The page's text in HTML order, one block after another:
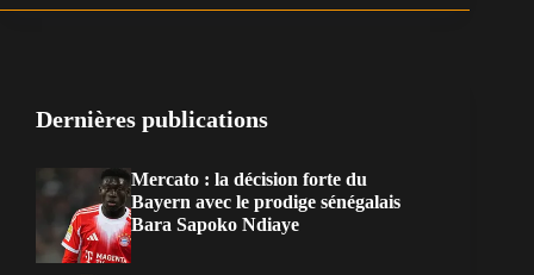
Dernières publications
Mercato : la décision forte du
Bayern avec le prodige sénégalais
Bara Sapoko Ndiaye